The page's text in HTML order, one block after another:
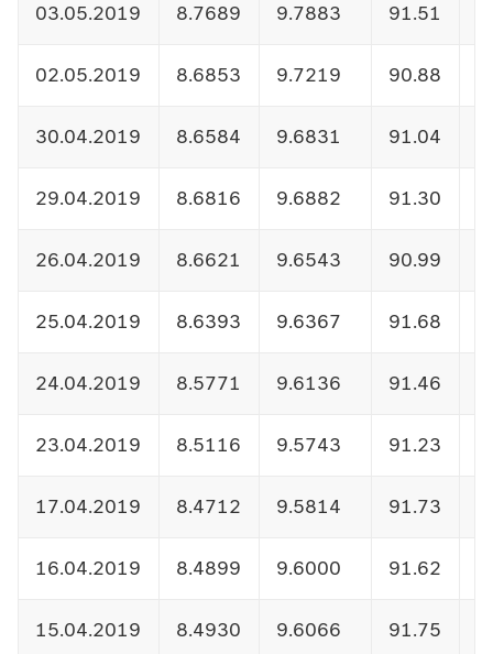
03.05.2019 8.7689 9.7883 91.51
02.05.2019 8.6853 9.7219 90.88
30.04.2019 8.6584 9.6831 91.04
29.04.2019 8.6816 9.6882 91.30
26.04.2019 8.6621 9.6543 90.99
25.04.2019 8.6393 9.6367 91.68
24.04.2019 8.5771 9.6136 91.46
23.04.2019 8.5116 9.5743 91.23
17.04.2019 8.4712 9.5814 91.73
16.04.2019 8.4899 9.6000 91.62
15.04.2019 8.4930 9.6066 91.75